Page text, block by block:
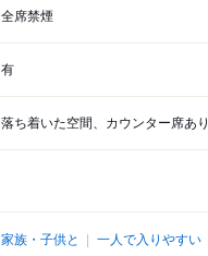
全席禁煙
有
落ち着いた空間、カウンター席あり
家族・子供と 一人で入りやすい